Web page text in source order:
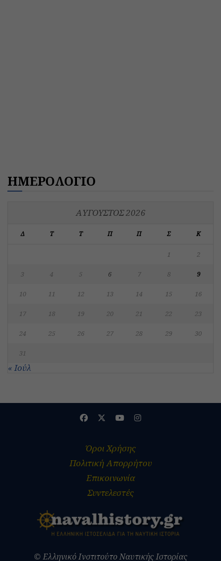
ΗΜΕΡΟΛΟΓΙΟ
ΑΎΓΟΥΣΤΟΣ 2026
Δ Τ Τ Π Π Σ Κ
1 2
3 4 5 6 7 8 9
10 11 12 13 14 15 16
17 18 19 20 21 22 23
24 25 26 27 28 29 30
31
« Ιούλ
Όροι Χρήσης
Πολιτική Απορρήτου
Επικοινωνία
Συντελεστές
© Ελληνικό Ινστιτούτο Ναυτικής Ιστορίας